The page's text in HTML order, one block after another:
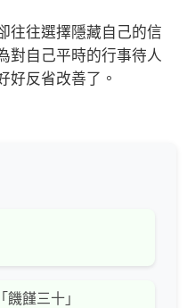
往選擇隱藏自己的信
對自己平時的行事待人
好反省改善了。
饉三十」